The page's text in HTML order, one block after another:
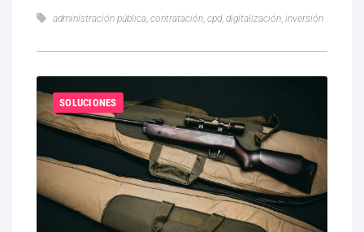
administración pública contratación cpd, digitalización inversión
SOLUCIONES